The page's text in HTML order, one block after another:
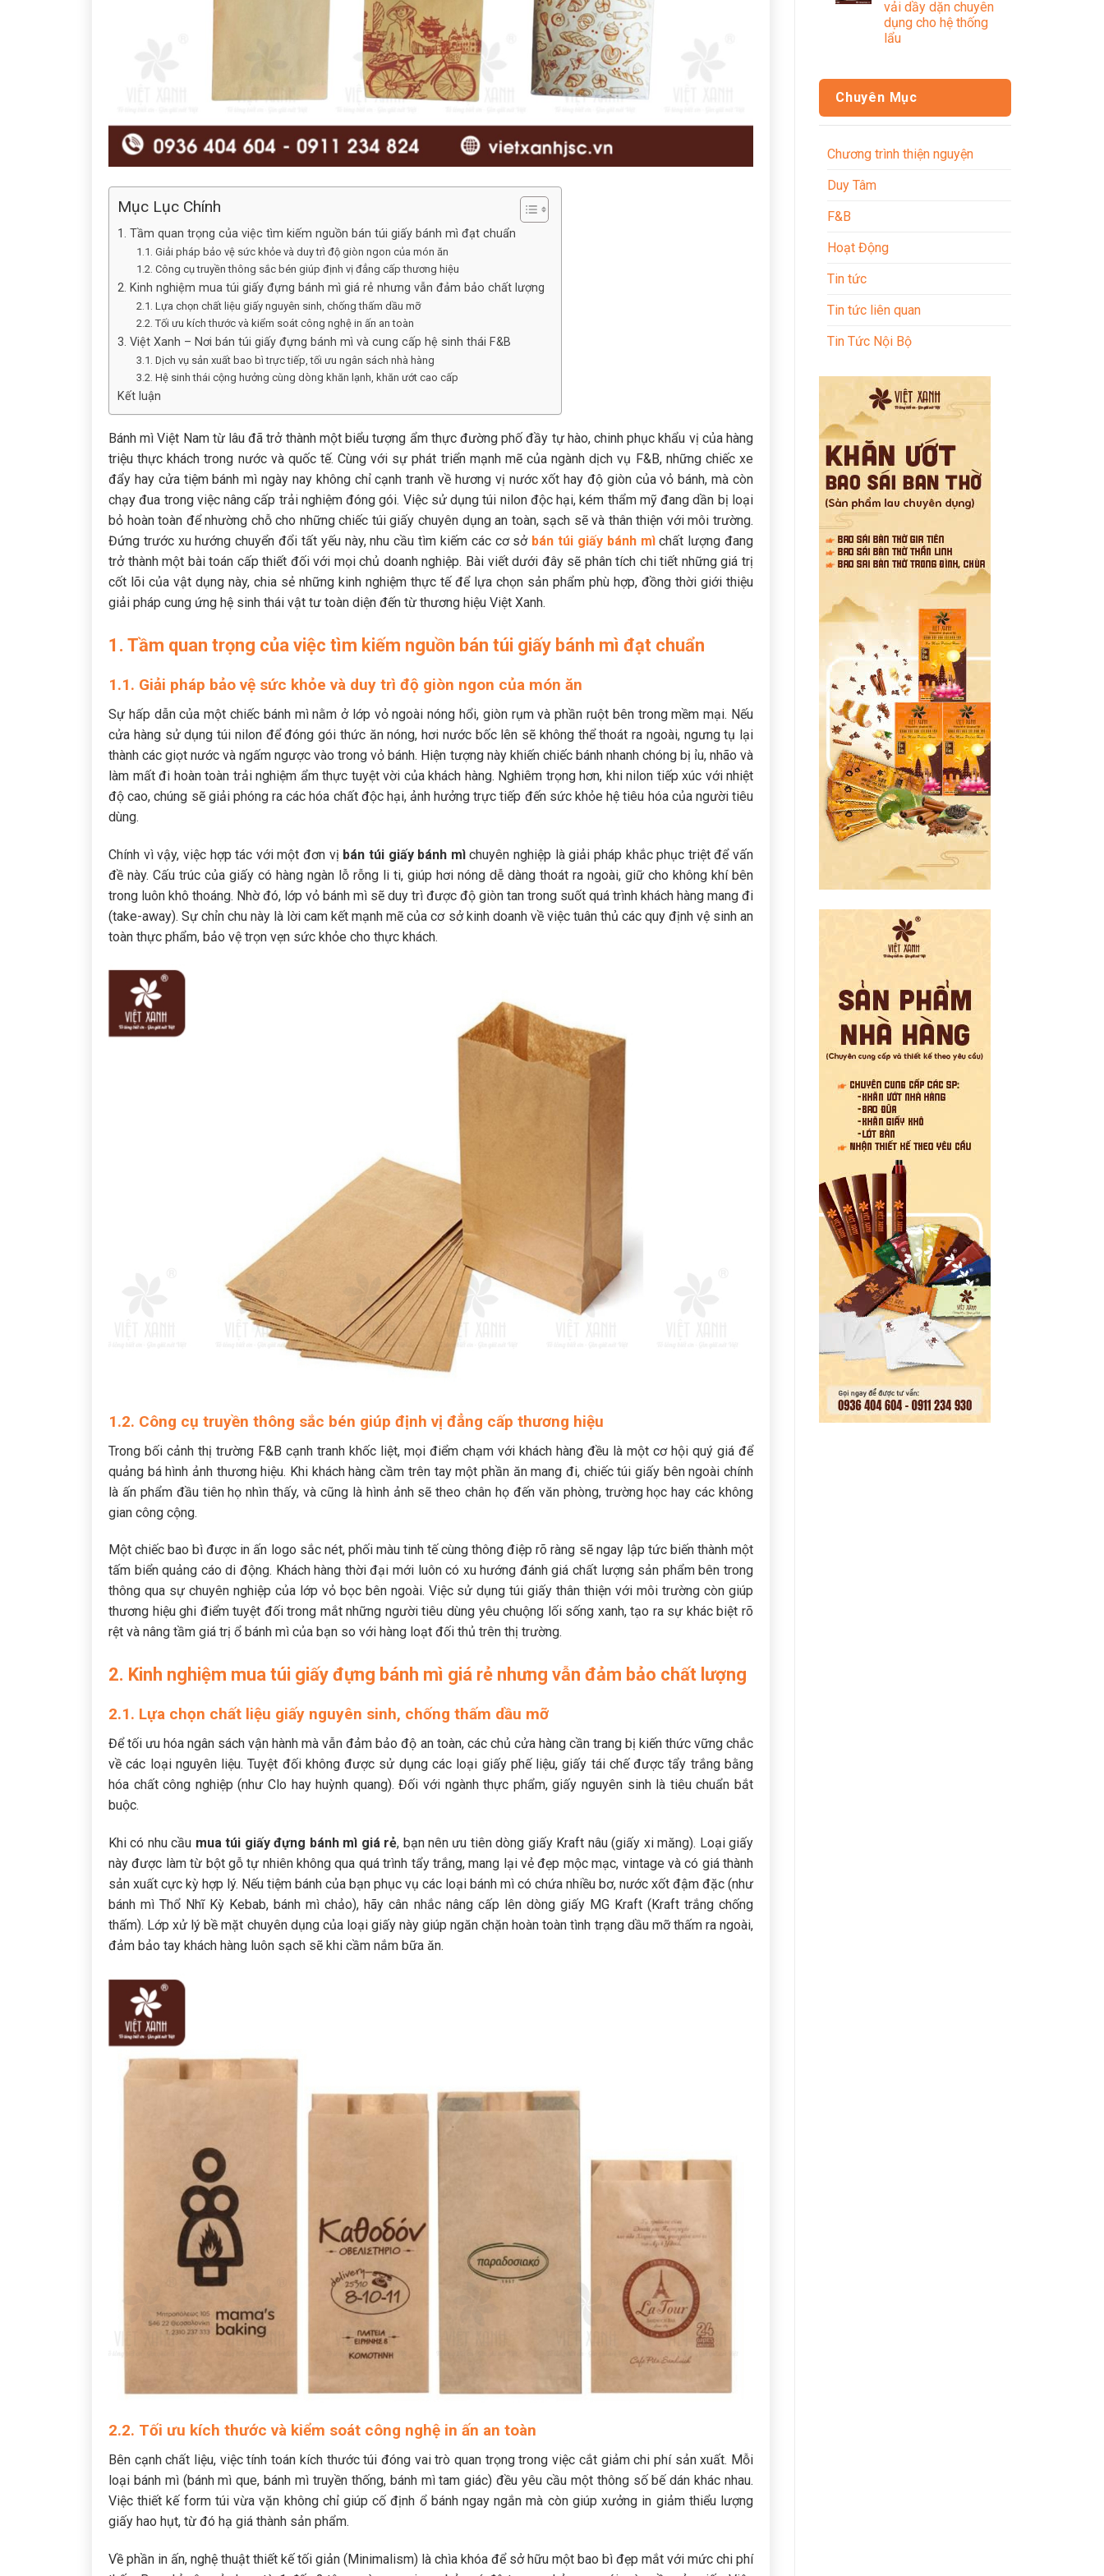
Mục Lục Chính
1. Tầm quan trọng của việc tìm kiếm nguồn bán túi giấy bánh mì đạt chuẩn
1.1. Giải pháp bảo vệ sức khỏe và duy trì độ giòn ngon của món ăn
1.2. Công cụ truyền thông sắc bén giúp định vị đẳng cấp thương hiệu
2. Kinh nghiệm mua túi giấy đựng bánh mì giá rẻ nhưng vẫn đảm bảo chất lượng
2.1. Lựa chọn chất liệu giấy nguyên sinh, chống thấm dầu mỡ
2.2. Tối ưu kích thước và kiểm soát công nghệ in ấn an toàn
3. Việt Xanh – Nơi bán túi giấy đựng bánh mì và cung cấp hệ sinh thái F&B
3.1. Dịch vụ sản xuất bao bì trực tiếp, tối ưu ngân sách nhà hàng
3.2. Hệ sinh thái cộng hưởng cùng dòng khăn lạnh, khăn ướt cao cấp
Kết luận
Bánh mì Việt Nam từ lâu đã trở thành một biểu tượng ẩm thực đường phố đầy tự hào, chinh phục khẩu vị của hàng
triệu thực khách trong nước và quốc tế. Cùng với sự phát triển mạnh mẽ của ngành dịch vụ F&B, những chiếc xe
đẩy hay cửa tiệm bánh mì ngày nay không chỉ cạnh tranh về hương vị nước xốt hay độ giòn của vỏ bánh, mà còn
chạy đua trong việc nâng cấp trải nghiệm đóng gói. Việc sử dụng túi nilon độc hại, kém thẩm mỹ đang dần bị loại
bỏ hoàn toàn để nhường chỗ cho những chiếc túi giấy chuyên dụng an toàn, sạch sẽ và thân thiện với môi trường.
Đứng trước xu hướng chuyển đổi tất yếu này, nhu cầu tìm kiếm các cơ sở bán túi giấy bánh mìchất lượng đang
trở thành một bài toán cấp thiết đối với mọi chủ doanh nghiệp. Bài viết dưới đây sẽ phân tích chi tiết những giá trị
cốt lõi của vật dụng này, chia sẻ những kinh nghiệm thực tế để lựa chọn sản phẩm phù hợp, đồng thời giới thiệu
giải pháp cung ứng hệ sinh thái vật tư toàn diện đến từ thương hiệu Việt Xanh.
1. Tầm quan trọng của việc tìm kiếm nguồn bán túi giấy bánh mì đạt chuẩn
1.1. Giải pháp bảo vệ sức khỏe và duy trì độ giòn ngon của món ăn
Sự hấp dẫn của một chiếc bánh mì nằm ở lớp vỏ ngoài nóng hổi, giòn rụm và phần ruột bên trong mềm mại. Nếu
cửa hàng sử dụng túi nilon để đóng gói thức ăn nóng, hơi nước bốc lên sẽ không thể thoát ra ngoài, ngưng tụ lại
thành các giọt nước và ngấm ngược vào trong vỏ bánh. Hiện tượng này khiến chiếc bánh nhanh chóng bị ỉu, nhão và
làm mất đi hoàn toàn trải nghiệm ẩm thực tuyệt vời của khách hàng. Nghiêm trọng hơn, khi nilon tiếp xúc với nhiệt
độ cao, chúng sẽ giải phóng ra các hóa chất độc hại, ảnh hưởng trực tiếp đến sức khỏe hệ tiêu hóa của người tiêu
dùng.
Chính vì vậy, việc hợp tác với một đơn vị bán túi giấy bánh mìchuyên nghiệp là giải pháp khắc phục triệt để vấn
đề này. Cấu trúc của giấy có hàng ngàn lỗ rỗng li ti, giúp hơi nóng dễ dàng thoát ra ngoài, giữ cho không khí bên
trong luôn khô thoáng. Nhờ đó, lớp vỏ bánh mì sẽ duy trì được độ giòn tan trong suốt quá trình khách hàng mang đi
(take-away). Sự chỉn chu này là lời cam kết mạnh mẽ của cơ sở kinh doanh về việc tuân thủ các quy định vệ sinh an
toàn thực phẩm, bảo vệ trọn vẹn sức khỏe cho thực khách.
1.2. Công cụ truyền thông sắc bén giúp định vị đẳng cấp thương hiệu
Trong bối cảnh thị trường F&B cạnh tranh khốc liệt, mọi điểm chạm với khách hàng đều là một cơ hội quý giá để
quảng bá hình ảnh thương hiệu. Khi khách hàng cầm trên tay một phần ăn mang đi, chiếc túi giấy bên ngoài chính
là ấn phẩm đầu tiên họ nhìn thấy, và cũng là hình ảnh sẽ theo chân họ đến văn phòng, trường học hay các không
gian công cộng.
Một chiếc bao bì được in ấn logo sắc nét, phối màu tinh tế cùng thông điệp rõ ràng sẽ ngay lập tức biến thành một
tấm biển quảng cáo di động. Khách hàng thời đại mới luôn có xu hướng đánh giá chất lượng sản phẩm bên trong
thông qua sự chuyên nghiệp của lớp vỏ bọc bên ngoài. Việc sử dụng túi giấy thân thiện với môi trường còn giúp
thương hiệu ghi điểm tuyệt đối trong mắt những người tiêu dùng yêu chuộng lối sống xanh, tạo ra sự khác biệt rõ
rệt và nâng tầm giá trị ổ bánh mì của bạn so với hàng loạt đối thủ trên thị trường.
2. Kinh nghiệm mua túi giấy đựng bánh mì giá rẻ nhưng vẫn đảm bảo chất lượng
2.1. Lựa chọn chất liệu giấy nguyên sinh, chống thấm dầu mỡ
Để tối ưu hóa ngân sách vận hành mà vẫn đảm bảo độ an toàn, các chủ cửa hàng cần trang bị kiến thức vững chắc
về các loại nguyên liệu. Tuyệt đối không được sử dụng các loại giấy phế liệu, giấy tái chế được tẩy trắng bằng
hóa chất công nghiệp (như Clo hay huỳnh quang). Đối với ngành thực phẩm, giấy nguyên sinh là tiêu chuẩn bắt
buộc.
Khi có nhu cầu mua túi giấy đựng bánh mì giá rẻ, bạn nên ưu tiên dòng giấy Kraft nâu (giấy xi măng). Loại giấy
này được làm từ bột gỗ tự nhiên không qua quá trình tẩy trắng, mang lại vẻ đẹp mộc mạc, vintage và có giá thành
sản xuất cực kỳ hợp lý. Nếu tiệm bánh của bạn phục vụ các loại bánh mì có chứa nhiều bơ, nước xốt đậm đặc (như
bánh mì Thổ Nhĩ Kỳ Kebab, bánh mì chảo), hãy cân nhắc nâng cấp lên dòng giấy MG Kraft (Kraft trắng chống
thấm). Lớp xử lý bề mặt chuyên dụng của loại giấy này giúp ngăn chặn hoàn toàn tình trạng dầu mỡ thấm ra ngoài,
đảm bảo tay khách hàng luôn sạch sẽ khi cầm nắm bữa ăn.
2.2. Tối ưu kích thước và kiểm soát công nghệ in ấn an toàn
Bên cạnh chất liệu, việc tính toán kích thước túi đóng vai trò quan trọng trong việc cắt giảm chi phí sản xuất. Mỗi
loại bánh mì (bánh mì que, bánh mì truyền thống, bánh mì tam giác) đều yêu cầu một thông số bế dán khác nhau.
Việc thiết kế form túi vừa vặn không chỉ giúp cố định ổ bánh ngay ngắn mà còn giúp xưởng in giảm thiểu lượng
giấy hao hụt, từ đó hạ giá thành sản phẩm.
Về phần in ấn, nghệ thuật thiết kế tối giản (Minimalism) là chìa khóa để sở hữu một bao bì đẹp mắt với mức chi phí
vải dầy dặn chuyên
dụng cho hệ thống
lẩu
Chuyên Mục
Chương trình thiện nguyện
Duy Tâm
F&B
Hoạt Động
Tin tức
Tin tức liên quan
Tin Tức Nội Bộ